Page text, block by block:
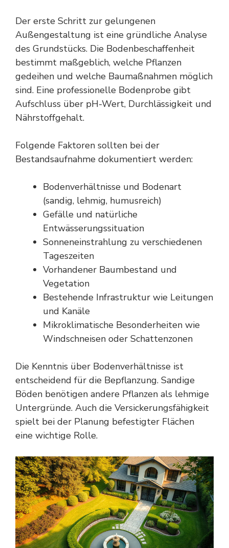
Der erste Schritt zur gelungenen
Außengestaltung ist eine gründliche Analyse
des Grundstücks. Die Bodenbeschaffenheit
bestimmt maßgeblich, welche Pflanzen
gedeihen und welche Baumaßnahmen möglich
sind. Eine professionelle Bodenprobe gibt
Aufschluss über pH-Wert, Durchlässigkeit und
Nährstoffgehalt.
Folgende Faktoren sollten bei der
Bestandsaufnahme dokumentiert werden:
Bodenverhältnisse und Bodenart
(sandig, lehmig, humusreich)
Gefälle und natürliche
Entwässerungssituation
Sonneneinstrahlung zu verschiedenen
Tageszeiten
Vorhandener Baumbestand und
Vegetation
Bestehende Infrastruktur wie Leitungen
und Kanäle
Mikroklimatische Besonderheiten wie
Windschneisen oder Schattenzonen
Die Kenntnis über Bodenverhältnisse ist
entscheidend für die Bepflanzung. Sandige
Böden benötigen andere Pflanzen als lehmige
Untergründe. Auch die Versickerungsfähigkeit
spielt bei der Planung befestigter Flächen
eine wichtige Rolle.